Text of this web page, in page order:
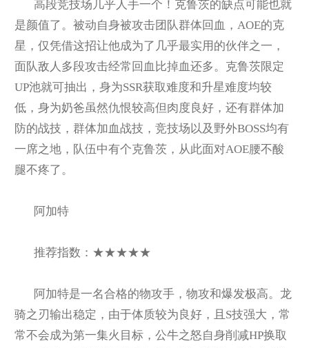
高段竞技场几乎人手一个！克鲁茨的缺点可能也就
是颜值了。被动自身被攻击团队群体回血，AOE的克
星，仅凭借这招让他成为了几乎最实用的伙伴之一，
面队敌人多段攻击经常回血比掉血还多。克鲁茨限定
UP池就可抽出，身为SSR获取难度和升星难度均较
低，身为奶爸虽然仇恨较高但肉度良好，还有群体加
防的战技，群体加血战技，竞技场以及野外BOSS均有
一席之地，队伍中有个克鲁茨，从此面对AOE腰不酸
腿不疼了。
阿加特
推荐指数：★★★★★
阿加特是一名合格的物攻手，物攻和爆发极高。龙
骑之刃输出稳定，由于体质较为良好，且S技强大，常
常不会成为第一集火目标，公牛之怒自身削减HP换取